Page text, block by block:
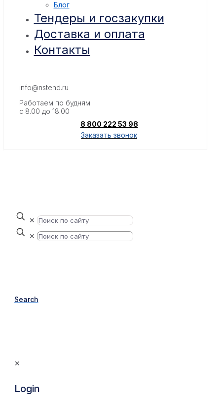
Блог
Тендеры и госзакупки
Доставка и оплата
Контакты
info@nstend.ru
Работаем по будням
с 8.00 до 18.00
8 800 222 53 98
Заказать звонок
✕
✕
Search
✕
Login